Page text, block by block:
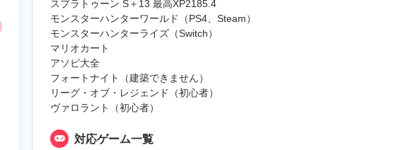
スプラトゥーン S＋13 最高XP2185.4
モンスターハンターワールド（PS4、Steam）
モンスターハンターライズ（Switch）
マリオカート
アソビ大全
フォートナイト（建築できません）
リーグ・オブ・レジェンド（初心者）
ヴァロラント（初心者）
対応ゲーム一覧